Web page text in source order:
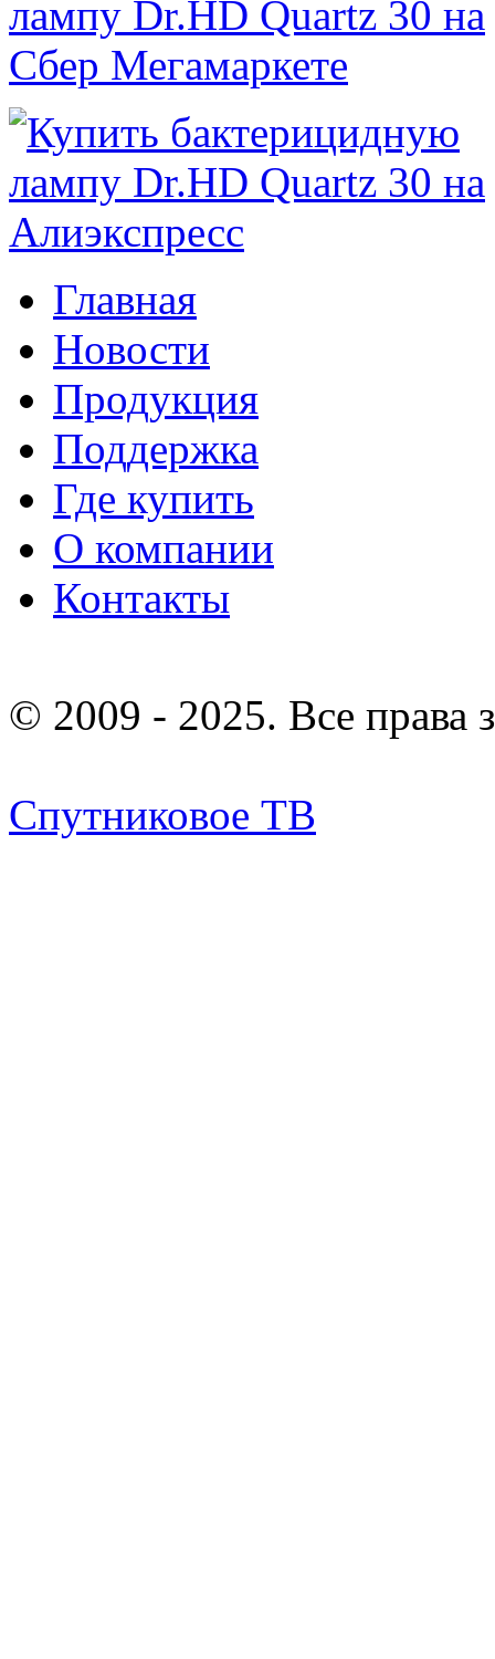
Главная
Новости
Продукция
Поддержка
Где купить
О компании
Контакты
© 2009 - 2025. Все права
Спутниковое ТВ